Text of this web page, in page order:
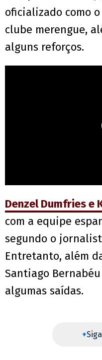
oficializado como
clube merengue,
alguns reforços.
Denzel Dumfries e
com a equipe
segundo o
Entretanto, além
Santiago
algumas saídas.
+